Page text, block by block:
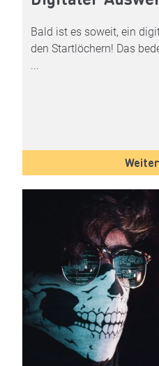
Bald ist es soweit, ein
den Startlöchern! Das
...